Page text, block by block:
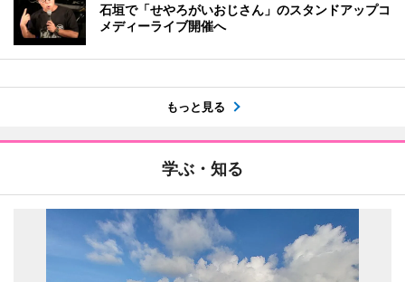
石垣で「せやろがいおじさん」のスタンドアップコ
メディーライブ開催へ
もっと見る
学ぶ・知る